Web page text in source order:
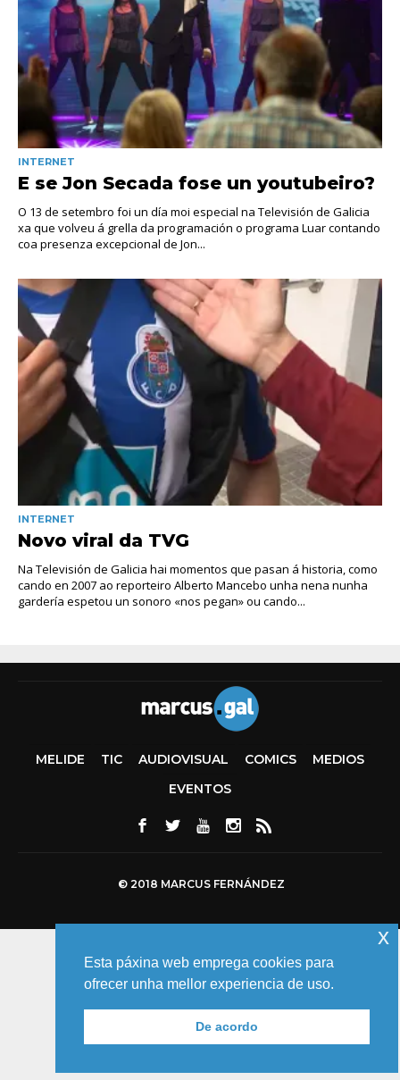
INTERNET
E se Jon Secada fose un youtubeiro?
O 13 de setembro foi un día moi especial na Televisión de Galicia
xa que volveu á grella da programación o programa Luar contando
coa presenza excepcional de Jon...
INTERNET
Novo viral da TVG
Na Televisión de Galicia hai momentos que pasan á historia, como
cando en 2007 ao reporteiro Alberto Mancebo unha nena nunha
gardería espetou un sonoro «nos pegan» ou cando...
MELIDE TIC AUDIOVISUAL COMICS
MEDIOS
EVENTOS
© 2018 MARCUS FERNÁNDEZ
Esta páxina web emprega cookies para
ofrecer unha mellor experiencia de uso.
De acordo
x